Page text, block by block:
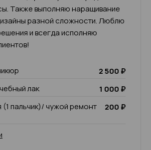
Также выполняю наращивание
разной сложности. Люблю
и всегда исполняю
2 500 ₽
лак
1 000 ₽
(1 пальчик)/ чужой ремонт
200 ₽